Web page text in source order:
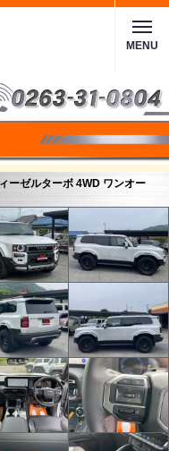
MENU
ーゼルターボ 4WD ワンオー